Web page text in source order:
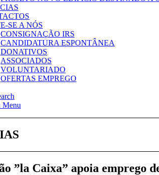
SE A NÓS
CONSIGNAÇÃO IRS
CANDIDATURA ESPONTÂNEA
DONATIVOS
ASSOCIADOS
VOLUNTARIADO
OFERTAS EMPREGO
Menu
”la Caixa” apoia emprego